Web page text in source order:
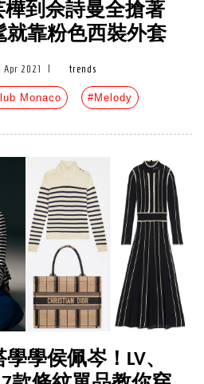
到佘詩曼全搶著
就靠粉色西裝外套
Apr 2021 trends
Monaco #Melody
學侯佩岑！LV、